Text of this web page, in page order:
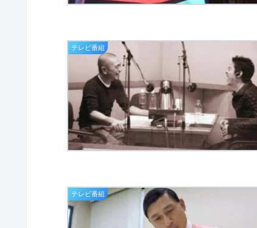
テレビ番組
テレビ番組